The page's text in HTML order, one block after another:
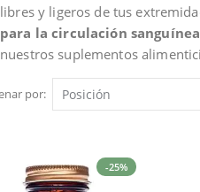
libres y ligeros de tus
para la circulación sanguínea
nuestros suplementos
por
-25%